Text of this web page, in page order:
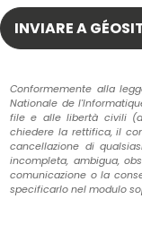
Conformemente alla
Nationale de
file e alle libertà civili
chiedere la rettifica, il
cancellazione di
incompleta, ambigua,
comunicazione o la
specificarlo nel modulo